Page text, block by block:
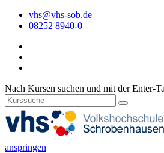
vhs@vhs-sob.de
08252 8940-0
Nach Kursen suchen und mit der Enter-
anspringen